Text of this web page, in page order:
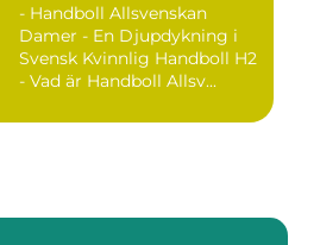
- Handboll Allsvenskan
Damer - En Djupdykning i
Svensk Kvinnlig Handboll H2
- Vad är Handboll Allsv...